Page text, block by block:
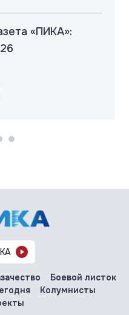
«ПИКА»:
Боевой листок
Колумнисты